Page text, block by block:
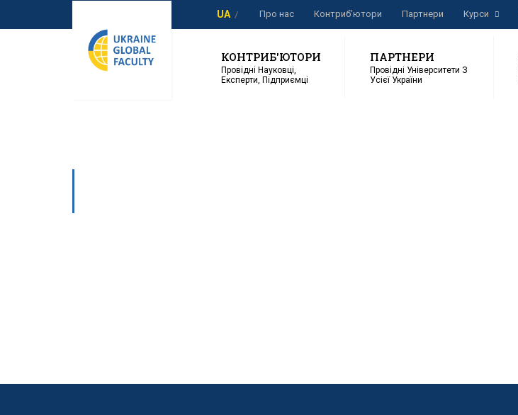
UA Про нас Контриб’ютори Партнери Курси
КОНТРИБ'ЮТОРИ
Провідні Науковці,
Експерти, Підприємці
ПАРТНЕРИ
Провідні Університети З
Усієї України